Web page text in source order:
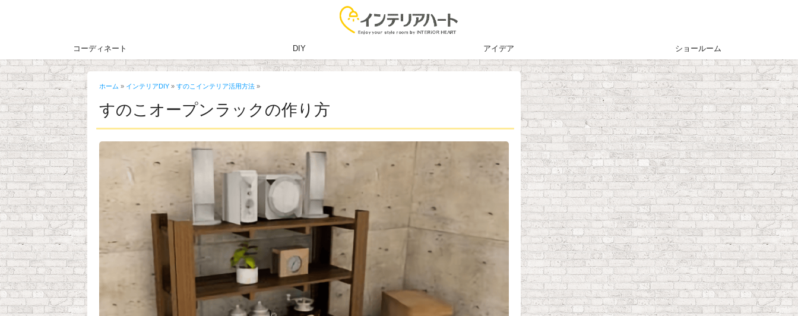
コーディネート DIY アイデア ショールーム
ホーム » インテリアDIY » すのこインテリア活用方法 »
すのこオープンラックの作り方